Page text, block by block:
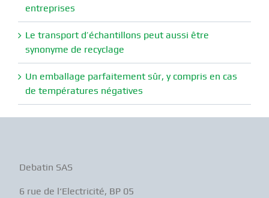
entreprises
Le transport d’échantillons peut aussi être
synonyme de recyclage
Un emballage parfaitement sûr, y compris en cas
de températures négatives
Debatin SAS
6 rue de l‘Electricité, BP 05